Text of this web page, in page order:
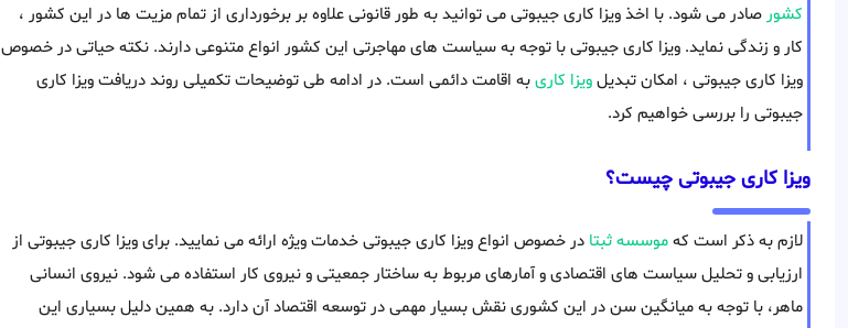
کشور صادر می شود. با اخذ ویزا کاری جیبوتی می توانید به طور قانونی علاوه بر برخورداری از تمام مزیت ها در این کشور ،
کار و زندگی نماید. ویزا کاری جیبوتی با توجه به سیاست های مهاجرتی این کشور انواع متنوعی دارند. نکته حیاتی در خصوص
ویزا کاری جیبوتی ، امکان تبدیلویزا کاریبه اقامت دائمی است. در ادامه طی توضیحات تکمیلی روند دریافت ویزا کاری
جیبوتی را بررسی خواهیم کرد.
ویزا کاری جیبوتی چیست؟
لازم به ذکر است کهموسسه ثبتا در خصوص انواع ویزا کاری جیبوتی خدمات ویژه ارائه می نمایید. برای ویزا کاری جیبوتی از
ارزیابی و تحلیل سیاست های اقتصادی و آمارهای مربوط به ساختار جمعیتی و نیروی کار استفاده می شود. نیروی انسانی
ماهر، با توجه به میانگین سن در این کشوری نقش بسیار مهمی در توسعه اقتصاد آن دارد. به همین دلیل بسیاری این